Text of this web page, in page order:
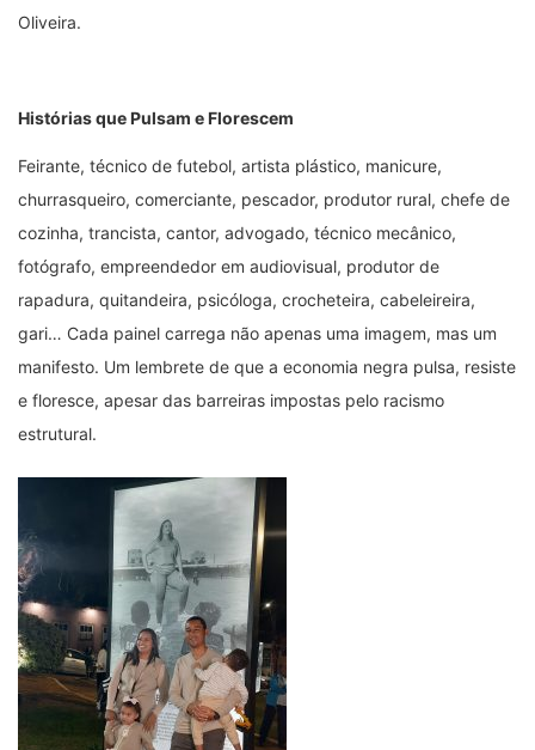
Oliveira.
Histórias que Pulsam e Florescem
Feirante, técnico de futebol, artista plástico, manicure,
churrasqueiro, comerciante, pescador, produtor rural, chefe de
cozinha, trancista, cantor, advogado, técnico mecânico,
fotógrafo, empreendedor em audiovisual, produtor de
rapadura, quitandeira, psicóloga, crocheteira, cabeleireira,
gari… Cada painel carrega não apenas uma imagem, mas um
manifesto. Um lembrete de que a economia negra pulsa, resiste
e floresce, apesar das barreiras impostas pelo racismo
estrutural.